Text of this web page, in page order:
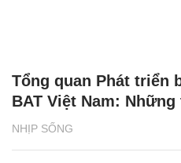
NHỊP SỐNG
Tổng quan Phát triển
BAT Việt Nam: